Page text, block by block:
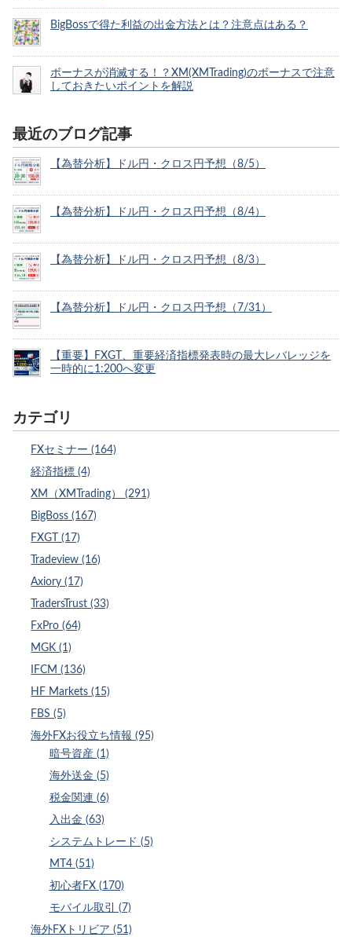
BigBossで得た利益の出金方法とは？注意点はある？
ボーナスが消滅する！？XM(XMTrading)のボーナスで注意
しておきたいポイントを解説
最近のブログ記事
【為替分析】ドル円・クロス円予想（8/5）
【為替分析】ドル円・クロス円予想（8/4）
【為替分析】ドル円・クロス円予想（8/3）
【為替分析】ドル円・クロス円予想（7/31）
【重要】FXGT、重要経済指標発表時の最大レバレッジを
一時的に1:200へ変更
カテゴリ
FXセミナー (164)
経済指標 (4)
XM（XMTrading） (291)
BigBoss (167)
FXGT (17)
Tradeview (16)
Axiory (17)
TradersTrust (33)
FxPro (64)
MGK (1)
IFCM (136)
HF Markets (15)
FBS (5)
海外FXお役立ち情報 (95)
暗号資産 (1)
海外送金 (5)
税金関連 (6)
入出金 (63)
システムトレード (5)
MT4 (51)
初心者FX (170)
モバイル取引 (7)
海外FXトリビア (51)